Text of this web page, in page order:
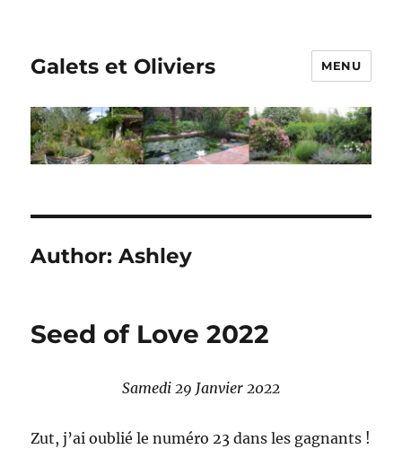
Galets et Oliviers MENU
Author:Ashley
Seed of Love 2022
Samedi 29 Janvier 2022
Zut, j’ai oublié le numéro 23 dans les gagnants !